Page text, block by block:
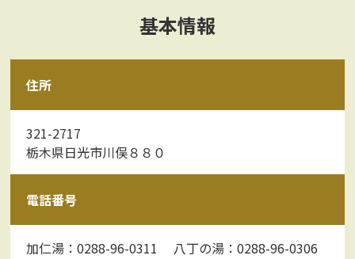
基本情報
住所
321-2717
栃木県日光市川俣８８０
電話番号
加仁湯：0288-96-0311 八丁の湯：0288-96-0306